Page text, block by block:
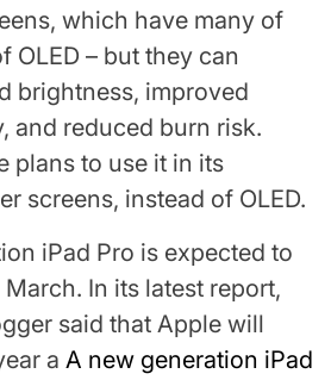
which have many of
OLED – but they can
brightness, improved
and reduced burn risk.
plans to use it in its
screens, instead of OLED.
iPad Pro is expected to
In its latest report,
said that Apple will
a A new generation iPad